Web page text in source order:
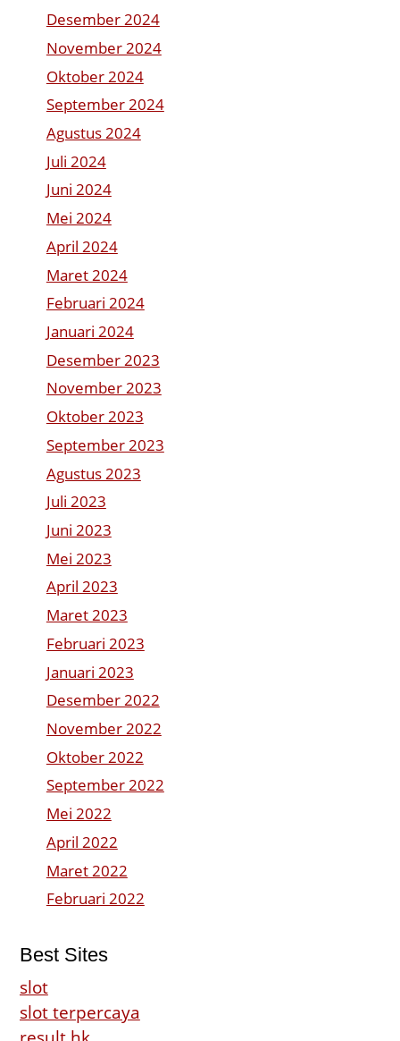
Desember 2024
November 2024
Oktober 2024
September 2024
Agustus 2024
Juli 2024
Juni 2024
Mei 2024
April 2024
Maret 2024
Februari 2024
Januari 2024
Desember 2023
November 2023
Oktober 2023
September 2023
Agustus 2023
Juli 2023
Juni 2023
Mei 2023
April 2023
Maret 2023
Februari 2023
Januari 2023
Desember 2022
November 2022
Oktober 2022
September 2022
Mei 2022
April 2022
Maret 2022
Februari 2022
Best Sites
slot
slot terpercaya